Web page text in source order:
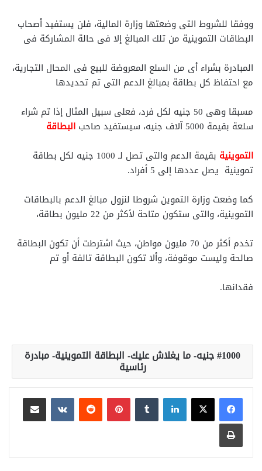
ووفقا للشروط التى وضعتها وزارة المالية، فلن يستفيد أصحاب
البطاقات التموينية من تلك المبالغ إلا فى حالة المشاركة فى
المبادرة بشراء أى من السلع المعروضة للبيع فى المحال التجارية،
مع احتفاظ كل بطاقة بمبالغ الدعم التى تم تحديدها
مسبقا وهى 50 جنيه لكل فرد، فعلى سبيل المثال إذا تم شراء
سلعة بقيمة 5000 آلاف جنيه، سيستفيد صاحب
البطاقة
التموينية
بقيمة الدعم والتى تصل لـ 1000 جنيه لكل بطاقة
تموينية يصل عددها إلى 5 أفراد.
كما وضعت وزارة التموين شروطا لنزول مبالغ الدعم بالبطاقات
التموينية، والتى ستكون متاحة لأكثر من 22 مليون بطاقة،
تخدم أكثر من 70 مليون مواطن، حيث اشترطت أن تكون البطاقة
صالحة وليست موقوفة، وألا تكون البطاقة تالفة أو تم
فقدانها.
1000 جنيه- ما يغلاش عليك- البطاقة التموينية- مبادرة
رئاسية
لينكدإن بينتيريست
مشاركة عبر البريد
طباعة